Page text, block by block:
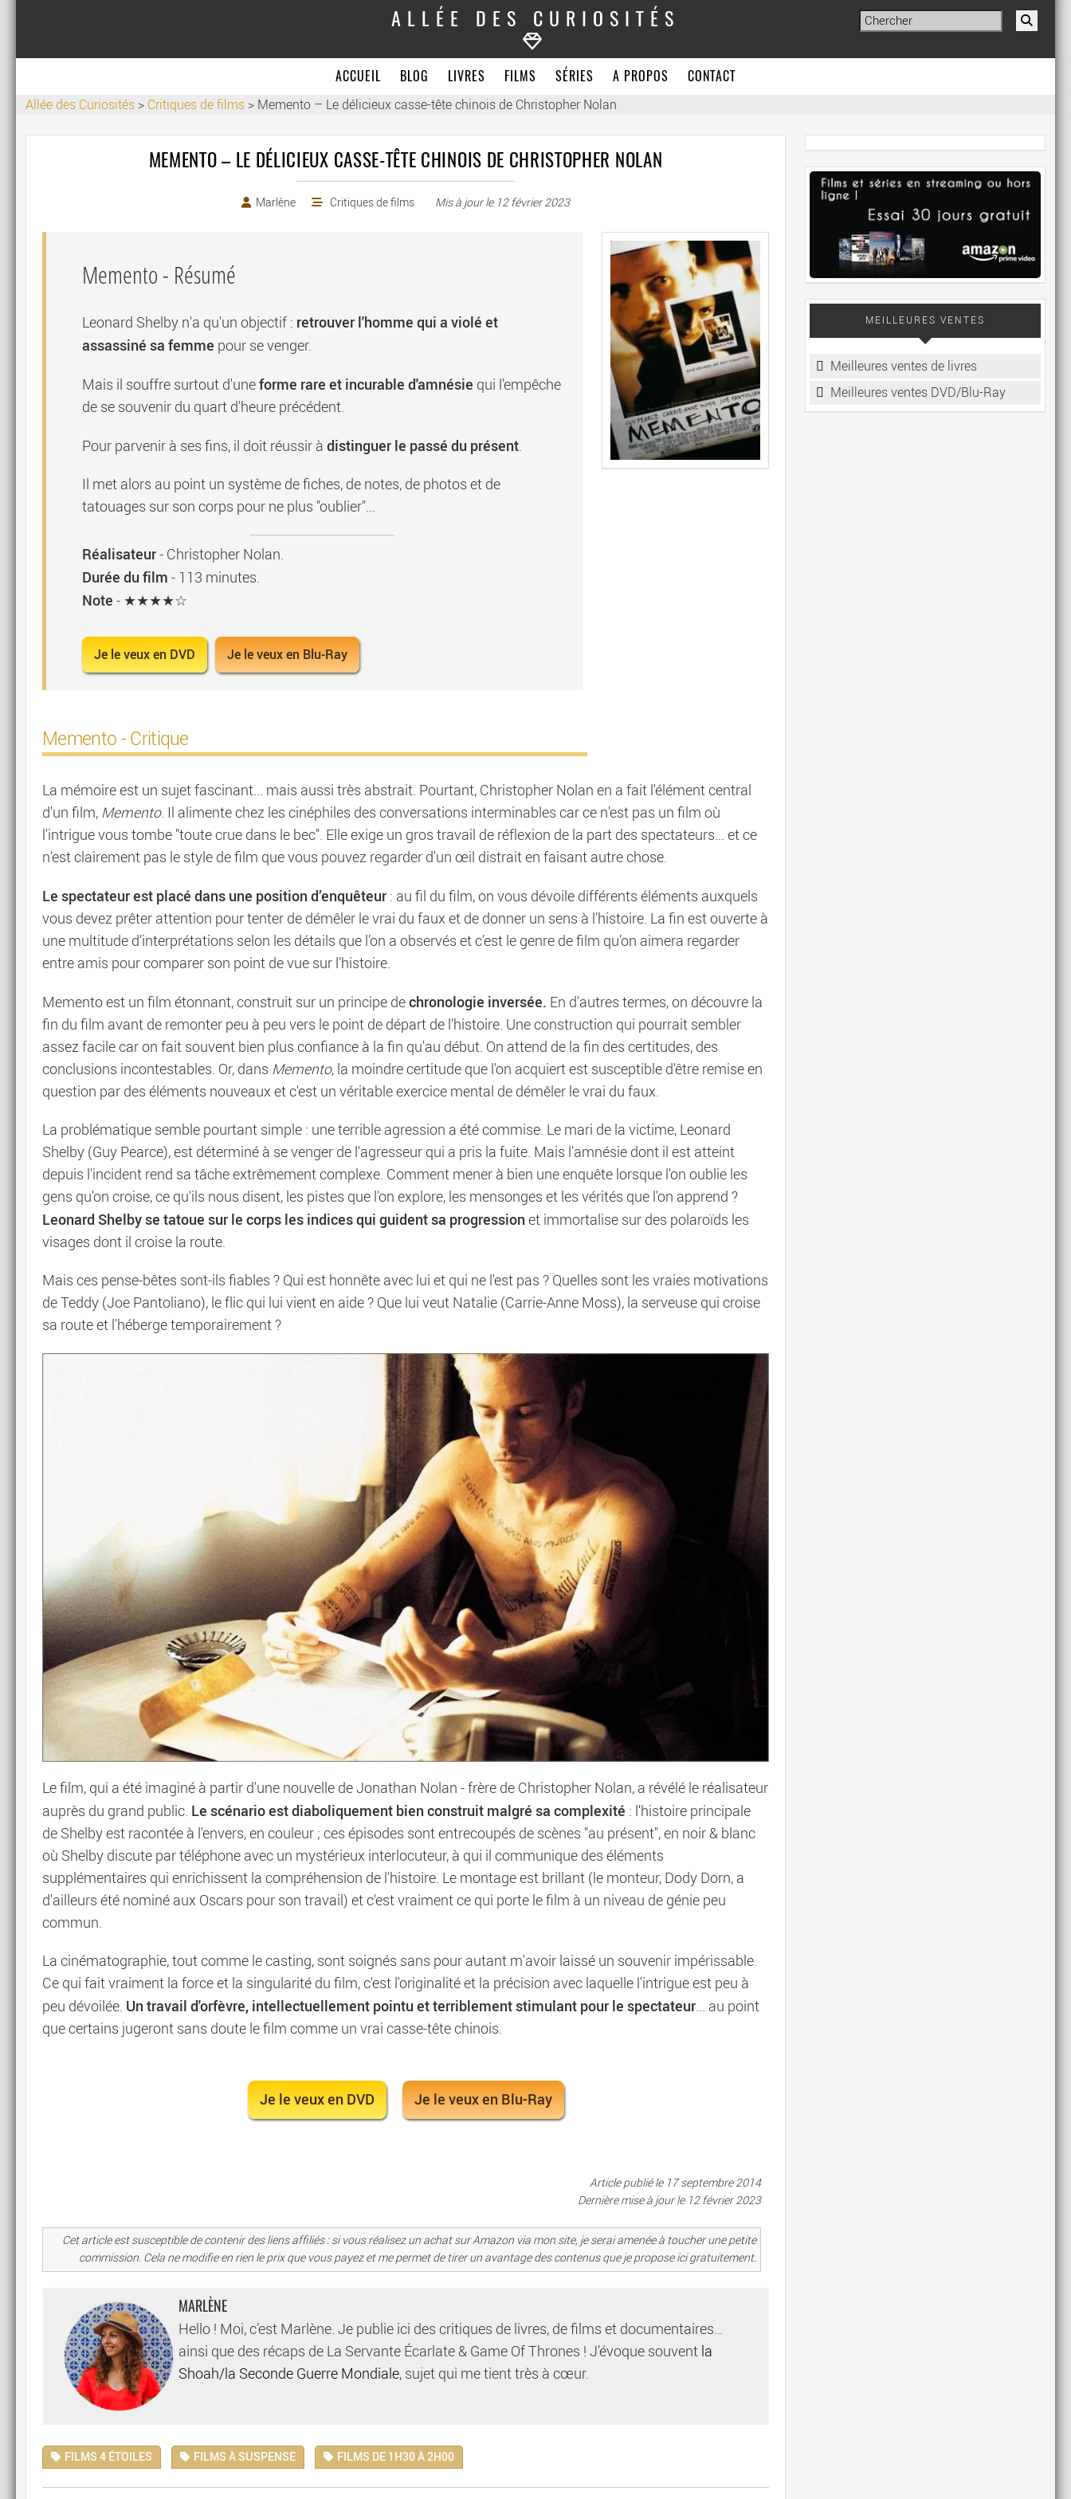
ALLÉE DES CURIOSITÉS
ACCUEIL BLOG LIVRES FILMS SÉRIES A PROPOS CONTACT
Allée des Curiosités > Critiques de films > Memento – Le délicieux casse-tête chinois de Christopher Nolan
MEMENTO – LE DÉLICIEUX CASSE-TÊTE CHINOIS DE CHRISTOPHER NOLAN
Marlène Critiques de films Mis à jour le 12 février 2023
Memento- Résumé
Leonard Shelby n'a qu'un objectif : retrouver l'homme qui a violé et
assassiné sa femme pour se venger.
Mais il souffre surtout d'uneforme rare et incurable d'amnésie qui l'empêche
de se souvenir du quart d'heure précédent.
Pour parvenir à ses fins, il doit réussir àdistinguer le passé du présent.
Il met alors au point un système de fiches, de notes, de photos et de
tatouages sur son corps pour ne plus "oublier"...
Réalisateur- Christopher Nolan.
Durée du film - 113 minutes.
Note - ★★★★☆
Je le veux en DVD Je le veux en Blu-Ray
Memento - Critique
La mémoire est un sujet fascinant... mais aussi très abstrait. Pourtant, Christopher Nolan en a fait l'élément central
d'un film, Memento. Il alimente chez les cinéphiles des conversations interminables car ce n'est pas un film où
l'intrigue vous tombe "toute crue dans le bec". Elle exige un gros travail de réflexion de la part des spectateurs... et ce
n'est clairement pas le style de film que vous pouvez regarder d'un œil distrait en faisant autre chose.
Le spectateur est placé dans une position d’enquêteur : au fil du film, on vous dévoile différents éléments auxquels
vous devez prêter attention pour tenter de démêler le vrai du faux et de donner un sens à l’histoire. La fin est ouverte à
une multitude d’interprétations selon les détails que l’on a observés et c’est le genre de film qu’on aimera regarder
entre amis pour comparer son point de vue sur l’histoire.
Memento est un film étonnant, construit sur un principe dechronologie inversée. En d'autres termes, on découvre la
fin du film avant de remonter peu à peu vers le point de départ de l'histoire. Une construction qui pourrait sembler
assez facile car on fait souvent bien plus confiance à la fin qu'au début. On attend de la fin des certitudes, des
conclusions incontestables. Or, dans Memento, la moindre certitude que l'on acquiert est susceptible d'être remise en
question par des éléments nouveaux et c'est un véritable exercice mental de démêler le vrai du faux.
La problématique semble pourtant simple : une terrible agression a été commise. Le mari de la victime, Leonard
Shelby (Guy Pearce), est déterminé à se venger de l'agresseur qui a pris la fuite. Mais l'amnésie dont il est atteint
depuis l'incident rend sa tâche extrêmement complexe. Comment mener à bien une enquête lorsque l'on oublie les
gens qu'on croise, ce qu'ils nous disent, les pistes que l'on explore, les mensonges et les vérités que l'on apprend ?
Leonard Shelby se tatoue sur le corps les indices qui guident sa progression et immortalise sur des polaroïds les
visages dont il croise la route.
Mais ces pense-bêtes sont-ils fiables ? Qui est honnête avec lui et qui ne l'est pas ? Quelles sont les vraies motivations
de Teddy (Joe Pantoliano), le flic qui lui vient en aide ? Que lui veut Natalie (Carrie-Anne Moss), la serveuse qui croise
sa route et l'héberge temporairement ?
Le film, qui a été imaginé à partir d'une nouvelle de Jonathan Nolan - frère de Christopher Nolan, a révélé le réalisateur
auprès du grand public. Le scénario est diaboliquement bien construit malgré sa complexité : l'histoire principale
de Shelby est racontée à l'envers, en couleur ; ces épisodes sont entrecoupés de scènes "au présent", en noir & blanc
où Shelby discute par téléphone avec un mystérieux interlocuteur, à qui il communique des éléments
supplémentaires qui enrichissent la compréhension de l'histoire. Le montage est brillant (le monteur, Dody Dorn, a
d'ailleurs été nominé aux Oscars pour son travail) et c'est vraiment ce qui porte le film à un niveau de génie peu
commun.
La cinématographie, tout comme le casting, sont soignés sans pour autant m'avoir laissé un souvenir impérissable.
Ce qui fait vraiment la force et la singularité du film, c'est l'originalité et la précision avec laquelle l'intrigue est peu à
peu dévoilée. Un travail d'orfèvre, intellectuellement pointu et terriblement stimulant pour le spectateur... au point
que certains jugeront sans doute le film comme un vrai casse-tête chinois.
Je le veux en DVD Je le veux en Blu-Ray
Article publié le 17 septembre 2014
Dernière mise à jour le 12 février 2023
Cet article est susceptible de contenir des liens affiliés : si vous réalisez un achat sur Amazon via mon site, je serai amenée à toucher une petite
commission. Cela ne modifie en rien le prix que vous payez et me permet de tirer un avantage des contenus que je propose ici gratuitement.
MARLÈNE
Hello ! Moi, c’est Marlène. Je publie ici des critiques de livres, de films et documentaires…
ainsi que des récaps de La Servante Écarlate & Game Of Thrones ! J’évoque souvent la
Shoah/la Seconde Guerre Mondiale, sujet qui me tient très à cœur.
FILMS 4 ÉTOILES FILMS À SUSPENSE FILMS DE 1H30 À 2H00
MEILLEURES VENTES
Meilleures ventes de livres
Meilleures ventes DVD/Blu-Ray